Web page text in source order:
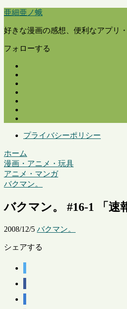
亜細亜ノ蛾
好きな漫画の感想、便利なアプリ
フォローする
プライバシーポリシー
ホーム
漫画・アニメ・玩具
アニメ・マンガ
バクマン。
バクマン。 #16-1 「
2008/12/5 バクマン。
シェアする